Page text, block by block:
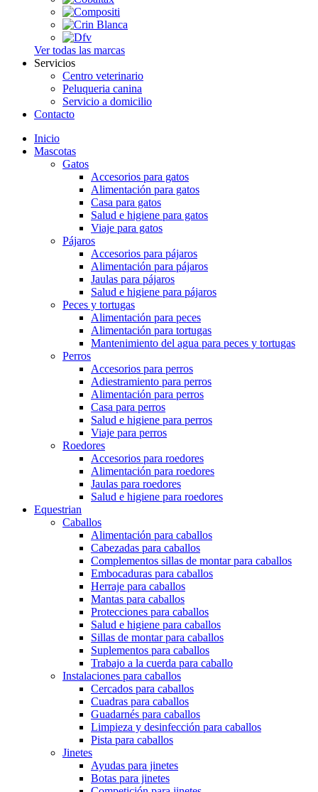
Ver todas las marcas
Servicios
Centro veterinario
Peluqueria canina
Servicio a domicilio
Contacto
Inicio
Mascotas
Gatos
Accesorios para gatos
Alimentación para gatos
Casa para gatos
Salud e higiene para gatos
Viaje para gatos
Pájaros
Accesorios para pájaros
Alimentación para pájaros
Jaulas para pájaros
Salud e higiene para pájaros
Peces y tortugas
Alimentación para peces
Alimentación para tortugas
Mantenimiento del agua para peces y tortugas
Perros
Accesorios para perros
Adiestramiento para perros
Alimentación para perros
Casa para perros
Salud e higiene para perros
Viaje para perros
Roedores
Accesorios para roedores
Alimentación para roedores
Jaulas para roedores
Salud e higiene para roedores
Equestrian
Caballos
Alimentación para caballos
Cabezadas para caballos
Complementos sillas de montar para caballos
Embocaduras para caballos
Herraje para caballos
Mantas para caballos
Protecciones para caballos
Salud e higiene para caballos
Sillas de montar para caballos
Suplementos para caballos
Trabajo a la cuerda para caballo
Instalaciones para caballos
Cercados para caballos
Cuadras para caballos
Guadarnés para caballos
Limpieza y desinfección para caballos
Pista para caballos
Jinetes
Ayudas para jinetes
Botas para jinetes